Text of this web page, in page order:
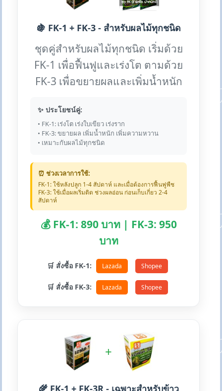
🍇 FK-1 + FK-3 - สำหรับผลไม้ทุกชนิด
ชุดคู่สำหรับผลไม้ทุกชนิด เริ่มด้วย
FK-1 เพื่อฟื้นฟูและเร่งโต ตามด้วย
FK-3 เพื่อขยายผลและเพิ่มน้ำหนัก
✨ ประโยชน์คู่:
• FK-1: เร่งโต เร่งใบเขียว เร่งราก
• FK-3: ขยายผล เพิ่มน้ำหนัก เพิ่มความหวาน
• เหมาะกับผลไม้ทุกชนิด
⏰ ช่วงเวลาการใช้:
FK-1: ใช้หลังปลูก 1-4 สัปดาห์ และเมื่อต้องการฟื้นฟูพืช
FK-3: ใช้เมื่อผลเริ่มติด ช่วงผลอ่อน ก่อนเก็บเกี่ยว 2-4
สัปดาห์
💰 FK-1: 890 บาท | FK-3: 950
บาท
🛒 สั่งซื้อ FK-1: Lazada Shopee
🛒 สั่งซื้อ FK-3: Lazada Shopee
+